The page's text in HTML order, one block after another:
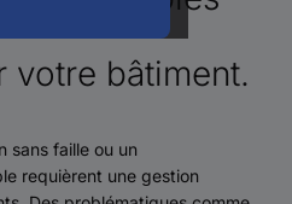
votre bâtiment.
sans faille ou un
requièrent une gestion